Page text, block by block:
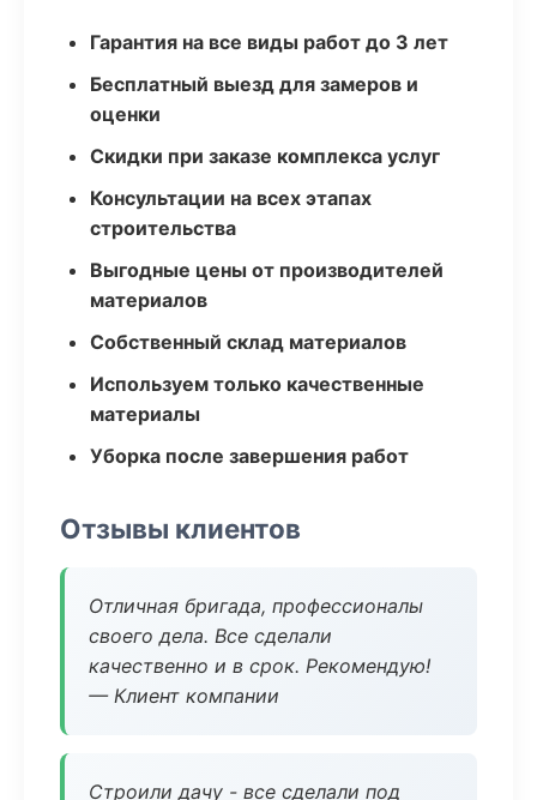
Гарантия на все виды работ до 3 лет
Бесплатный выезд для замеров и
оценки
Скидки при заказе комплекса услуг
Консультации на всех этапах
строительства
Выгодные цены от производителей
материалов
Собственный склад материалов
Используем только качественные
материалы
Уборка после завершения работ
Отзывы клиентов
Отличная бригада, профессионалы
своего дела. Все сделали
качественно и в срок. Рекомендую!
— Клиент компании
Строили дачу - все сделали под